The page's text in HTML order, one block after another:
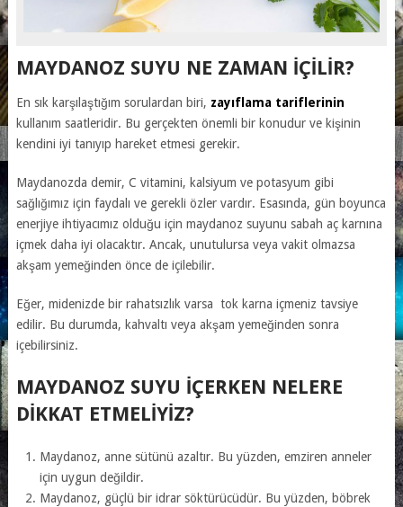
MAYDANOZ SUYU NE ZAMAN IÇILIR?
En sık karşılaştığım sorulardan biri, zayıflama tariflerinin
kullanım saatleridir. Bu gerçekten önemli bir konudur ve kişinin
kendini iyi tanıyıp hareket etmesi gerekir.
Maydanozda demir, C vitamini, kalsiyum ve potasyum gibi
sağlığımız için faydalı ve gerekli özler vardır. Esasında, gün boyunca
enerjiye ihtiyacımız olduğu için maydanoz suyunu sabah aç karnına
içmek daha iyi olacaktır. Ancak, unutulursa veya vakit olmazsa
akşam yemeğinden önce de içilebilir.
Eğer, midenizde bir rahatsızlık varsa tok karna içmeniz tavsiye
edilir. Bu durumda, kahvaltı veya akşam yemeğinden sonra
içebilirsiniz.
MAYDANOZ SUYU IÇERKEN NELERE
DIKKAT ETMELIYIZ?
Maydanoz, anne sütünü azaltır. Bu yüzden, emziren anneler
için uygun değildir.
Maydanoz, güçlü bir idrar söktürücüdür. Bu yüzden, böbrek